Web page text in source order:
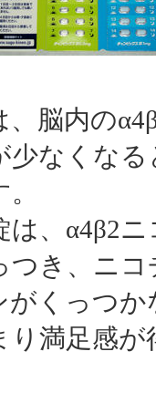
脳内の
少なくな
、α4β2
つき、ニ
がくっつ
り満足感